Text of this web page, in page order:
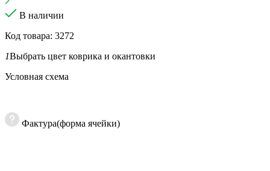
В наличии
Код товара: 3272
1Выбрать цвет коврика и окантовки
Условная схема
Фактура(форма ячейки)